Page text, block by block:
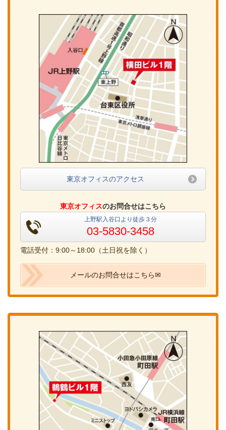
東京オフィスのアクセス
東京オフィスのお問合せはこちら
上野駅入谷口より徒歩３分
03-5830-3458
電話受付：9:00～18:00（土日祝を除く）
メールのお問合せはこちら✉